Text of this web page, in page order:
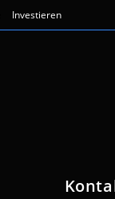
Investieren